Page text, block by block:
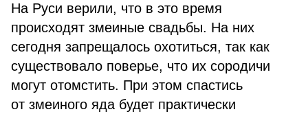
На Руси верили, что в это время
происходят змеиные свадьбы. На них
сегодня запрещалось охотиться, так как
существовало поверье, что их сородичи
могут отомстить. При этом спастись
от змеиного яда будет практически